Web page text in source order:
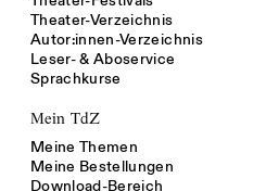
Theater-Verzeichnis
Autor:innen-Verzeichnis
Leser- & Aboservice
Sprachkurse
Mein TdZ
Meine Themen
Meine Bestellungen
Download-Bereich